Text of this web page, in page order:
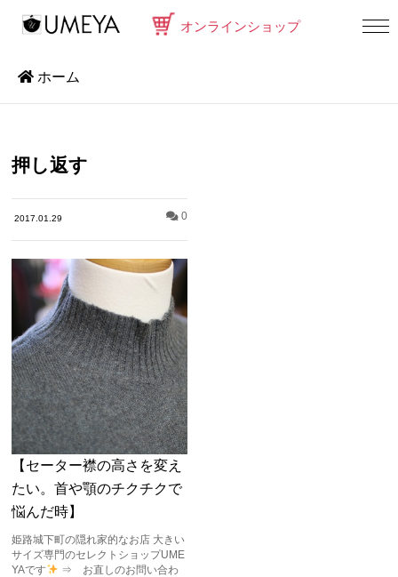
オンラインショップ
ホーム
押し返す
2017.01.29 0
【セーター襟の高さを変え
たい。首や顎のチクチクで
悩んだ時】
姫路城下町の隠れ家的なお店 大きい
サイズ専門のセレクトショップUME
YAです
⇒ お直しのお問い合わ